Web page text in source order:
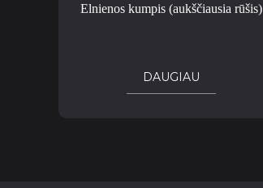
Elnienos kumpis (aukščiausia rūšis)
DAUGIAU